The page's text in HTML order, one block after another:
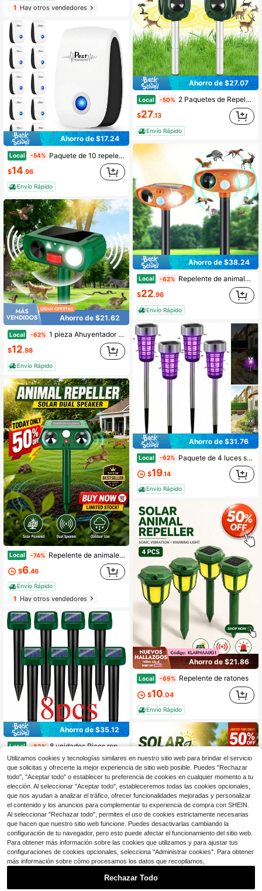
1Hay otros vendedores
Ahorro de $17.24
Local -54% Paquete de 10 repelentes de plagas: solución eficaz para hormigas, insectos y ratas.
$14.96
Envío Rápido
Ahorro de $21.62
Local -62% 1 pieza Ahuyentador solar, carga USB + detección infrarroja IR, tecnología ultrasónica + parpadeo LED, ahorro de energía automático en modo espera, adecuado para uso en jardines, huertos y granjas
$12.98
Envío Rápido
Local -74% Repelente de animales solar sónico 4/2/1pc con luz estroboscópica y sensor de movimiento: mantiene a los animales salvajes alejados de patios, jardines y propiedades. Clasificación de impermeabilidad IP43, resistente a la intemperie y fácil de instalar. Tecnología sónica.
$6.46
Envío Rápido
1Hay otros vendedores
Ahorro de $35.12
Local -63% 8 unidades Picos repelentes de topos ultrasónicos alimentados por energía solar 2024: Listos para uso en exteriores para repeler topos, lirones y talla grande en el jardín y el césped
$20.98
Envío Rápido
2Hay otros vendedores
Ahorro de $27.07
Local -50% 2 Paquetes de Repelente de Gatos Ultrasónico Solar Activado por Movimiento para Exteriores - Dispositivo Disuasorio de Plagas para Gatos, Perros, Mapaches, Ciervos, Zorrillos, Roedores, Estacas Impermeables para Ahuyentar Mapaches
$27.13
Envío Rápido
Ahorro de $38.24
Local -62% Repelente de animales ultrasónico solar naranja de 2 piezas 2024: con sensor de movimiento para patios
$22.96
Envío Rápido
Ahorro de $31.76
Local -62% Paquete de 4 luces solares antimosquitos con estaca, lámpara matainsectos exterior impermeable IP44, luz LED solar para atrapar insectos, lámpara de control de plagas de doble uso para caminos, patios y jardines.
$19.14
Envío Rápido
Ahorro de $21.86
Local -69% Repelente de ratones
$10.04
Envío Rápido
Utilizamos cookies y tecnologías similares en nuestro sitio web para brindar el servicio
que solicitas y ofrecerte la mejor experiencia de sitio web posible. Puedes "Rechazar
todo", "Aceptar todo" o establecer tu preferencia de cookies en cualquier momento a tu
elección. Al seleccionar "Aceptar todo", estableceremos todas las cookies opcionales,
que nos ayudan a analizar el tráfico, ofrecer funcionalidades mejoradas y personalizar
el contenido y los anuncios para complementar tu experiencia de compra con SHEIN.
Al seleccionar "Rechazar todo", permites el uso de cookies estrictamente necesarias
que hacen que nuestro sitio web funcione. Puedes desactivarlas cambiando la
configuración de tu navegador, pero esto puede afectar el funcionamiento del sitio web.
Para obtener más información sobre las cookies que utilizamos y para ajustar tus
configuraciones de cookies opcionales, selecciona "Administrar cookies". Para obtener
más información sobre cómo procesamos los datos que recopilamos,
Rechazar Todo